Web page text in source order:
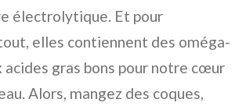
électrolytique. Et pour
elles contiennent des oméga-
acides gras bons pour notre cœur
Alors, mangez des coques,